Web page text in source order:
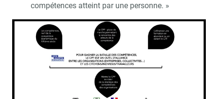
compétences atteint par une personne. »